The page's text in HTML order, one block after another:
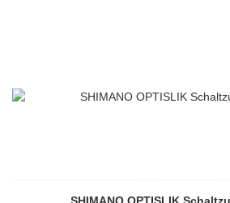
SHIMANO OPTISLIK